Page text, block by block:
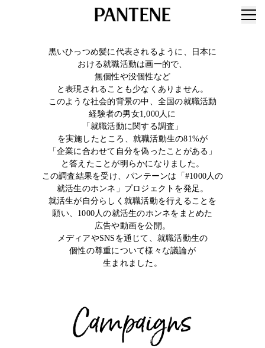
黒いひっつめ髪に代表されるように、日本に
おける就職活動は画一的で、
無個性や没個性など
と表現されることも少なくありません。
このような社会的背景の中、全国の就職活動
経験者の男女1,000人に
「就職活動に関する調査」
を実施したところ、就職活動生の81%が
「企業に合わせて自分を偽ったことがある」
と答えたことが明らかになりました。
この調査結果を受け、パンテーンは「#1000人の
就活生のホンネ」プロジェクトを発足。
就活生が自分らしく就職活動を行えることを
願い、1000人の就活生のホンネをまとめた
広告や動画を公開。
メディアやSNSを通じて、就職活動生の
個性の尊重について様々な議論が
生まれました。
Campaigns